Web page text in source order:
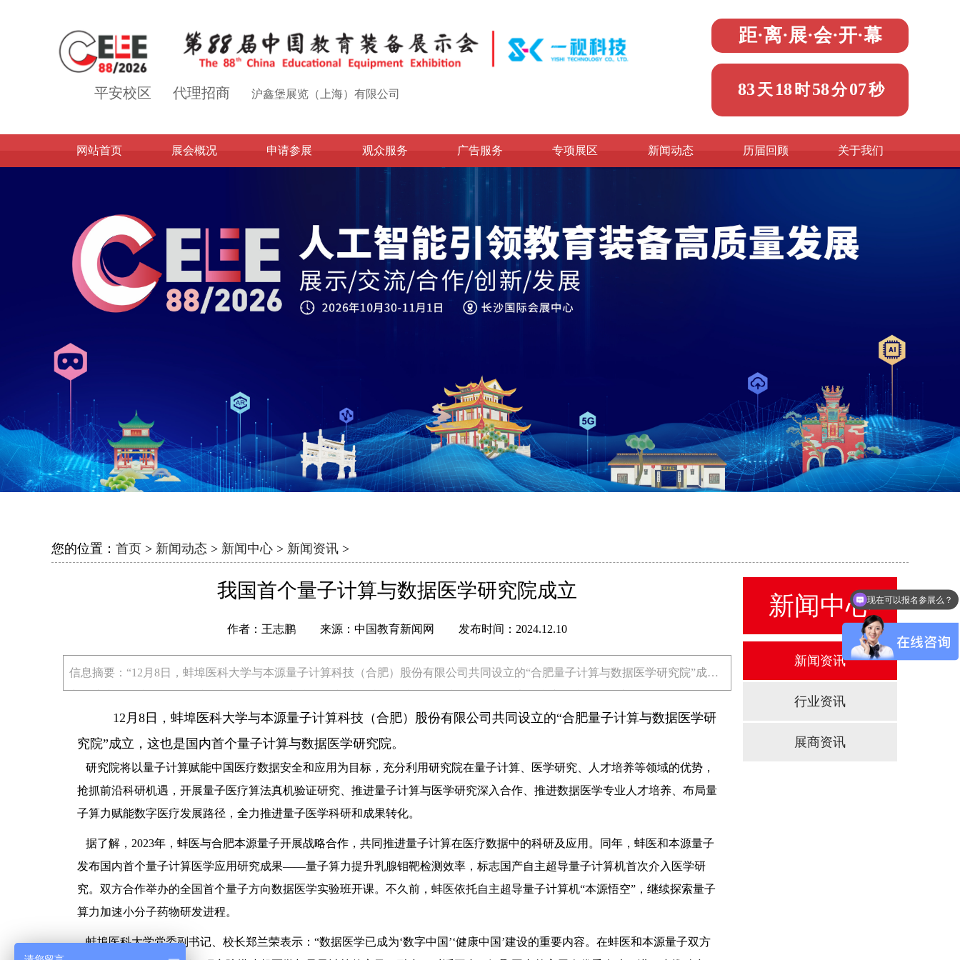
平安校区 代理招商 沪鑫堡展览（上海）有限公司
距·离·展·会·开·幕
83天 18 时58分06秒
网站首页 展会概况 申请参展 观众服务 广告服务 专项展区 新闻动态 历届回顾 关于我们
您的位置： 首页 > 新闻动态 > 新闻中心 > 新闻资讯 >
我国首个量子计算与数据医学研究院成立
作者：王志鹏 来源：中国教育新闻网 发布时间：2024.12.10
信息摘要：“12月8日，蚌埠医科大学与本源量子计算科技（合肥）股份有限公司共同设立的“合肥量子计算与数据医学研究院”成
12月8日，蚌埠医科大学与本源量子计算科技（合肥）股份有限公司共同设立的“合肥量子计算与数据医学研
究院”成立，这也是国内首个量子计算与数据医学研究院。
研究院将以量子计算赋能中国医疗数据安全和应用为目标，充分利用研究院在量子计算、医学研究、人才培养等领域的优势，
抢抓前沿科研机遇，开展量子医疗算法真机验证研究、推进量子计算与医学研究深入合作、推进数据医学专业人才培养、布局量
子算力赋能数字医疗发展路径，全力推进量子医学科研和成果转化。
据了解，2023年，蚌医与合肥本源量子开展战略合作，共同推进量子计算在医疗数据中的科研及应用。同年，蚌医和本源量子
发布国内首个量子计算医学应用研究成果——量子算力提升乳腺钼靶检测效率，标志国产自主超导量子计算机首次介入医学研
究。双方合作举办的全国首个量子方向数据医学实验班开课。不久前，蚌医依托自主超导量子计算机“本源悟空”，继续探索量子
算力加速小分子药物研发进程。
蚌埠医科大学党委副书记、校长郑兰荣表示：“数据医学已成为‘数字中国’‘健康中国’建设的重要内容。在蚌医和本源量子双方
新闻中心
新闻资讯
行业资讯
展商资讯
现在可以报名参展么？